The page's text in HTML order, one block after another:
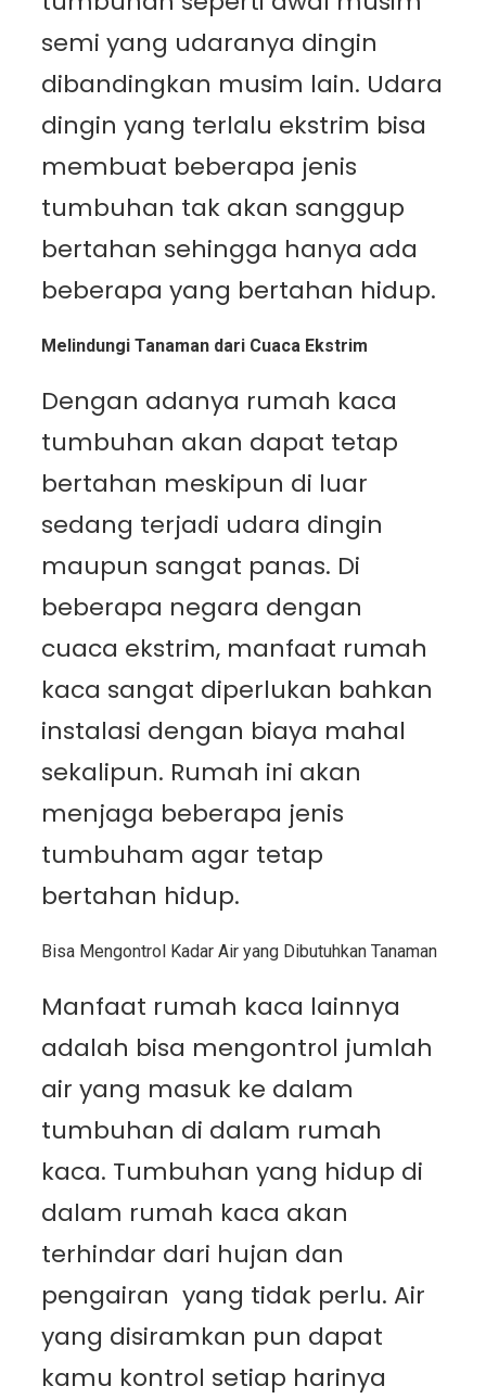
semi yang udaranya dingin
dibandingkan musim lain. Udara
dingin yang terlalu ekstrim bisa
membuat beberapa jenis
tumbuhan tak akan sanggup
bertahan sehingga hanya ada
beberapa yang bertahan hidup.
Melindungi Tanaman dari Cuaca Ekstrim
Dengan adanya rumah kaca
tumbuhan akan dapat tetap
bertahan meskipun di luar
sedang terjadi udara dingin
maupun sangat panas. Di
beberapa negara dengan
cuaca ekstrim, manfaat rumah
kaca sangat diperlukan bahkan
instalasi dengan biaya mahal
sekalipun. Rumah ini akan
menjaga beberapa jenis
tumbuham agar tetap
bertahan hidup.
Bisa Mengontrol Kadar Air yang Dibutuhkan Tanaman
Manfaat rumah kaca lainnya
adalah bisa mengontrol jumlah
air yang masuk ke dalam
tumbuhan di dalam rumah
kaca. Tumbuhan yang hidup di
dalam rumah kaca akan
terhindar dari hujan dan
pengairan yang tidak perlu. Air
yang disiramkan pun dapat
kamu kontrol setiap harinya